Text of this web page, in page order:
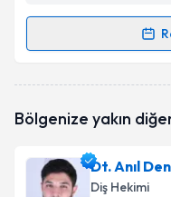
Randevu
oluşturun. Size bu
E-posta Adresiniz
Bölgenize yakın
Dt. Anıl
Diş Hekimi